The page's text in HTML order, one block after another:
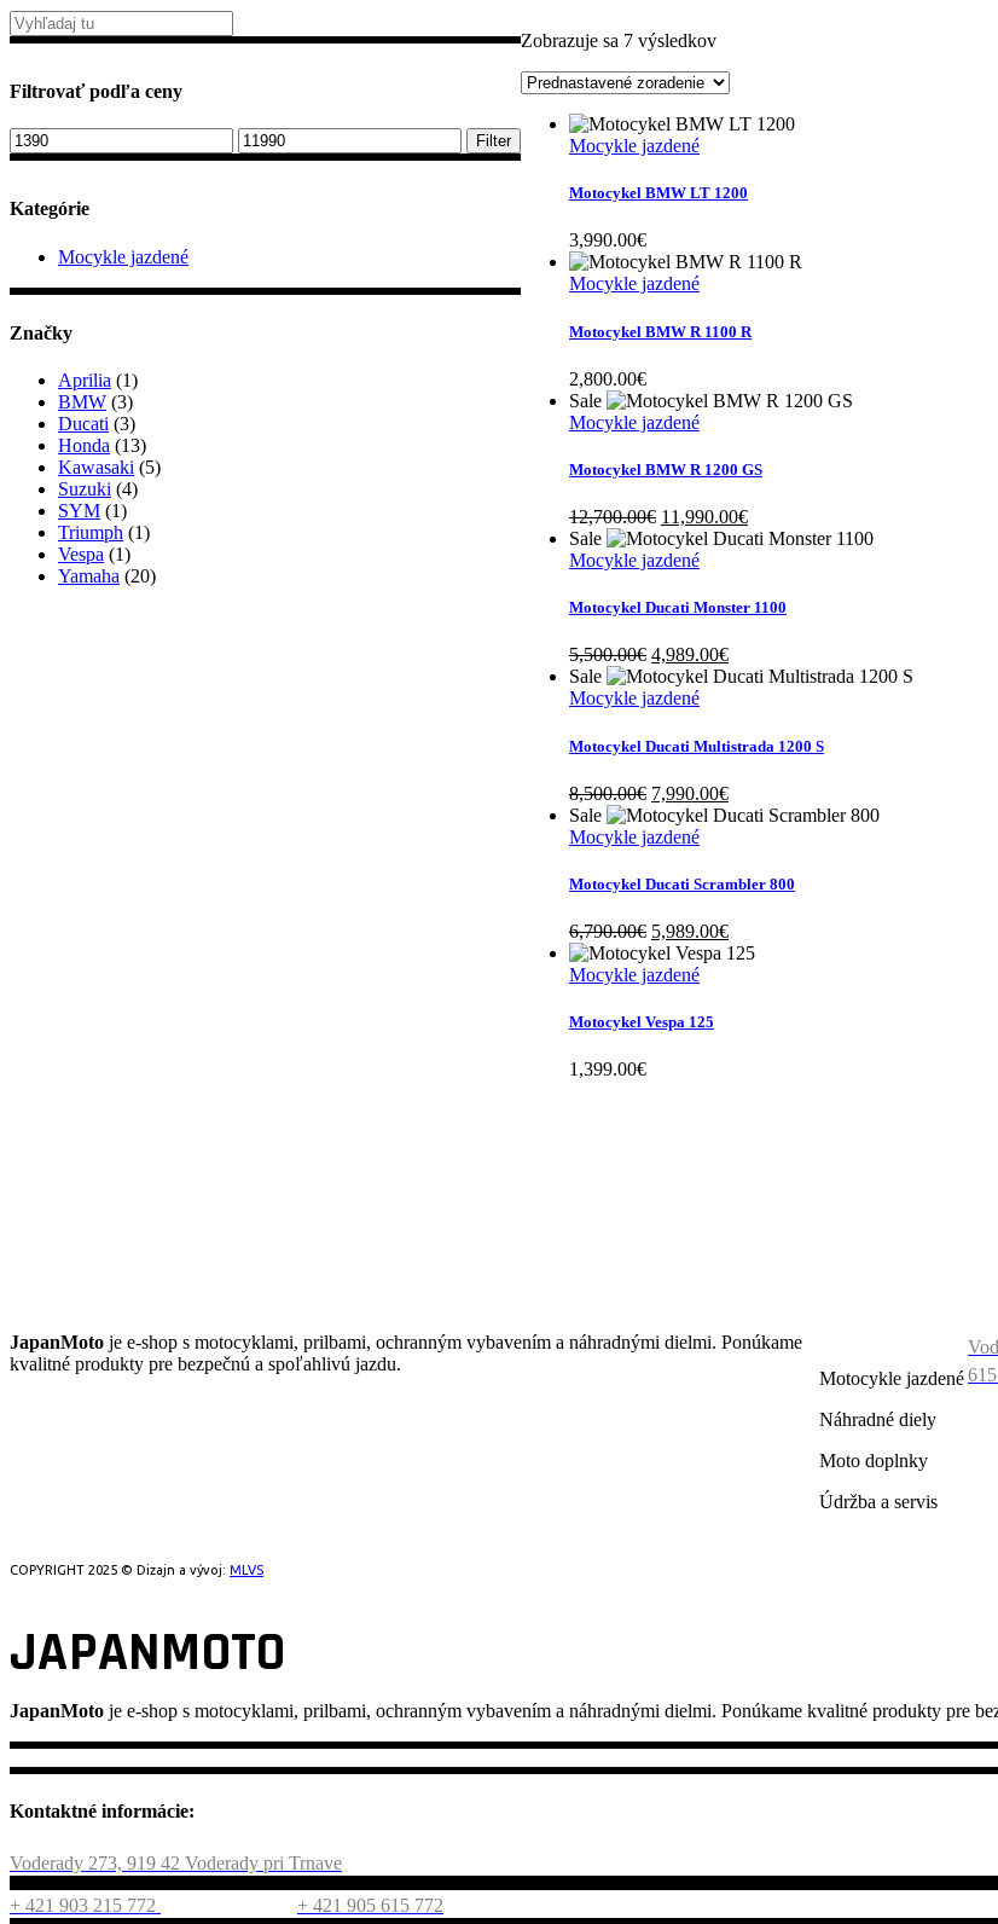
Zobrazuje sa 7 výsledkov
Mocykle jazdené
Motocykel BMW LT 1200
3,990.00€
Mocykle jazdené
Motocykel BMW R 1100 R
2,800.00€
Sale
Mocykle jazdené
Motocykel BMW R 1200 GS
12,700.00€ Original
price
was:
11,990.00€Current
price
Sale
Mocykle jazdené
Motocykel Ducati Monster 1100
5,500.00€ Original
price
was:
4,989.00€Current
price
Sale
Mocykle jazdené
Motocykel Ducati Multistrada 1200 S
8,500.00€ Original
price
was:
7,990.00€Current
price
Sale
Mocykle jazdené
Motocykel Ducati Scrambler 800
6,790.00€ Original
price
was:
5,989.00€Current
price
Mocykle jazdené
Motocykel Vespa 125
1,399.00€
Filtrovať podľa ceny
Minimálna
cena
Maximálna
cena
Filter
Kategórie
Mocykle jazdené
Značky
Aprilia (1)
BMW (3)
Ducati (3)
Honda (13)
Kawasaki (5)
Suzuki (4)
SYM (1)
Triumph (1)
Vespa (1)
Yamaha (20)
JapanMoto je e-shop s motocyklami, prilbami, ochranným vybavením a náhradnými dielmi. Ponúkame
kvalitné produkty pre bezpečnú a spoľahlivú jazdu.
Motocykle jazdené
Náhradné diely
Moto doplnky
Údržba a servis
COPYRIGHT 2025 © Dizajn a vývoj: MLVS
JAPANMOTO
JapanMoto je e-shop s motocyklami, prilbami, ochranným vybavením a náhradnými dielmi. Ponúkame kvalitné produkty pre
Kontaktné informácie:
Voderady 273, 919 42 Voderady pri Trnave
+ 421 903 215 772 + 421 905 615 772